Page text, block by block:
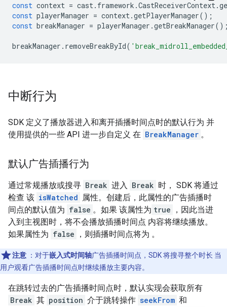
const context = cast. framework .CastReceiverContext.
const playerManager = context.getPlayerManager();
const breakManager = playerManager .getBreakManager
breakManager . removeBreakById(
中断行为
SDK 定义了播放器进入和离开插播时间点时的默认行为 并
使用提供的一些 API 进一步自定义 在 BreakManager 。
默认广告插播行为
通过常规播放或搜寻 Break 进入 Break 时， SDK 将通过
检查 该 isWatched 属性。创建后，此属性的广告插播时
间点的默认值为 false 。如果 该属性为 true
，因此当进
入到主视图时，将不会播放插播时间点 内容将继续播放。
如果属性为 false ，则插播时间点将为 。
注意 ：对于嵌入式时间轴广告插播时间点，SDK 将搜寻整个时长 当
用户观看广告插播时间点时继续播放主要内容。
在跳转过去的广告插播时间点时，默认实现会获取所有
Break 其 position 介于跳转操作 seekFrom 和